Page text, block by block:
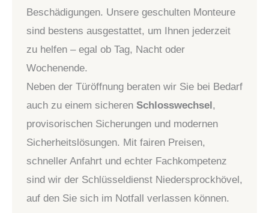
Beschädigungen. Unsere geschulten Monteure
sind bestens ausgestattet, um Ihnen jederzeit
zu helfen – egal ob Tag, Nacht oder
Wochenende.
Neben der Türöffnung beraten wir Sie bei Bedarf
auch zu einem sicheren Schlosswechsel,
provisorischen Sicherungen und modernen
Sicherheitslösungen. Mit fairen Preisen,
schneller Anfahrt und echter Fachkompetenz
sind wir der Schlüsseldienst Niedersprockhövel,
auf den Sie sich im Notfall verlassen können.